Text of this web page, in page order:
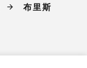
布里斯